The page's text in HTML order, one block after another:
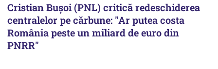
Cristian Bușoi (PNL) critică redeschiderea
centralelor pe cărbune: "Ar putea costa
România peste un miliard de euro din
PNRR"